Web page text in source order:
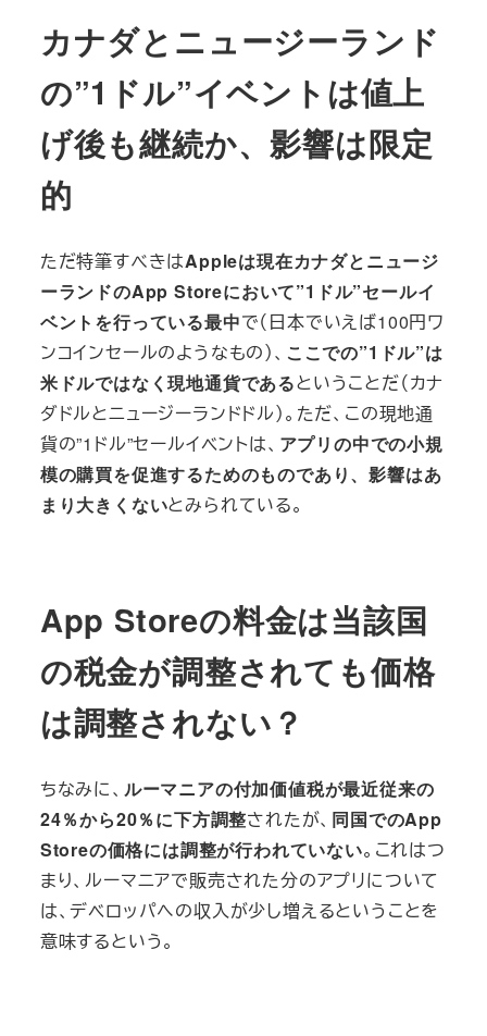
カナダとニュージーランド
の”1ドル”イベントは値上
げ後も継続か、影響は限定
的
ただ特筆すべきはAppleは現在カナダとニュージ
ーランドのApp Storeにおいて”1ドル”セールイ
ベントを行っている最中で（日本でいえば100円ワ
ンコインセールのようなもの）、 ここでの”1ドル”は
米ドルではなく現地通貨であるということだ（カナ
ダドルとニュージーランドドル）。ただ、この現地通
貨の”1ドル”セールイベントは、 アプリの中での小規
模の購買を促進するためのものであり、影響はあ
まり大きくないとみられている。
App Storeの料金は当該国
の税金が調整されても価格
は調整されない？
ちなみに、 ルーマニアの付加価値税が最近従来の
24％から20％に下方調整されたが、 同国でのApp
Storeの価格には調整が行われていない。これはつ
まり、ルーマニアで販売された分のアプリについて
は、デベロッパへの収入が少し増えるということを
意味するという。